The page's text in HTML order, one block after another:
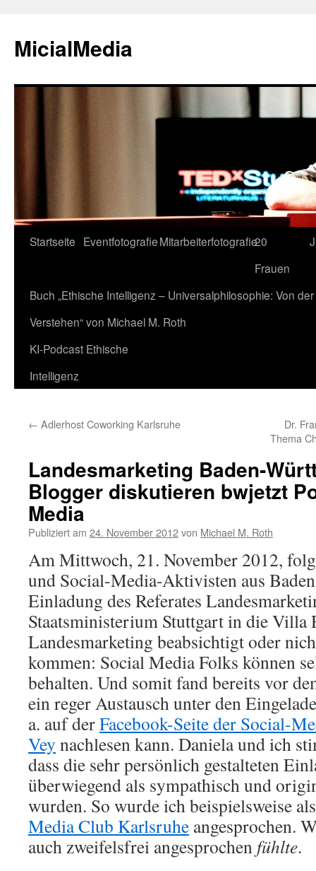
MicialMedia
Zum
springen
Startseite EventfotografieMitarbeiterfotografie20
Frauen
Buch „Ethische Intelligenz – Universalphilosophie: Von
Verstehen“ von Michael M. Roth
KI-Podcast Ethische
Intelligenz
← Adlerhost Coworking Karlsruhe
Dr.
Thema
Landesmarketing Baden-
Blogger diskutieren bwjetzt
Media
Publiziert am 24. November 2012von Michael M. Roth
Am Mittwoch, 21. November 2012,
und Social-Media-Aktivisten aus
Einladung des Referates
Staatsministerium Stuttgart in die
Landesmarketing beabsichtigt oder
kommen: Social Media Folks können
behalten. Und somit fand bereits vor
ein reger Austausch unter den
a. auf derFacebook-Seite der Social-
Vey nachlesen kann. Daniela und ich
dass die sehr persönlich gestalteten
überwiegend als sympathisch und
wurden. So wurde ich beispielsweise
Media Club Karlsruhe angesprochen.
auch zweifelsfrei angesprochen fühlte.